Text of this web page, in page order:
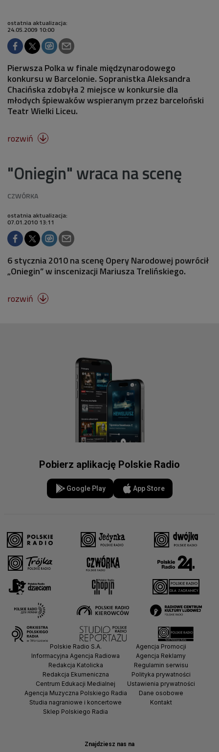
ostatnia aktualizacja:
24.05.2009 10:00
Pierwsza Polka w finale międzynarodowego
konkursu w Barcelonie. Sopranistka Aleksandra
Chacińska zdobyła 2 miejsce w konkursie dla
młodych śpiewaków wspieranym przez barceloński
Teatr Wielki Liceu.
rozwiń 
"Oniegin" wraca na scenę
ostatnia aktualizacja:
07.01.2010 13:11
6 stycznia 2010 na scenę Opery Narodowej powrócił
„Oniegin” w inscenizacji Mariusza Trelińskiego.
rozwiń 
Pobierz aplikację Polskie Radio
Google Play App Store
Znajdziesz nas na
Polskie Radio S.A.
Informacyjna Agencja Radiowa
Redakcja Katolicka
Redakcja Ekumeniczna
Centrum Edukacji Medialnej
Agencja Muzyczna Polskiego Radia
Studia nagraniowe i koncertowe
Sklep Polskiego Radia
Agencja Promocji
Agencja Reklamy
Regulamin serwisu
Polityka prywatności
Ustawienia prywatności
Dane osobowe
Kontakt